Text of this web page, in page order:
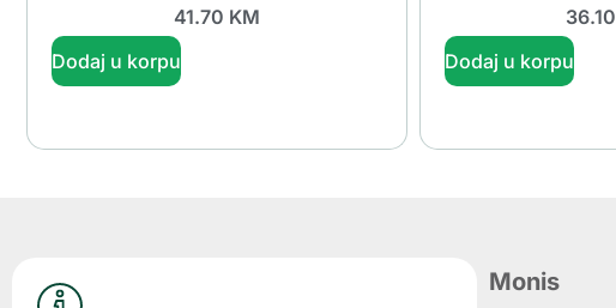
41.70 KM
Dodaj u korpu
36.10
Dodaj u korpu
Monis